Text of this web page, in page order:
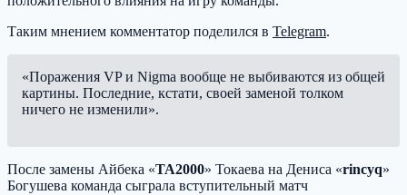
Таким мнением комментатор поделился в Telegram.
«Поражения VP и Nigma вообще не выбиваются из общей
картины. Последние, кстати, своей заменой толком
ничего не изменили».
После замены Айбека «TA2000» Токаева на Дениса «rincyq»
Богушева команда сыграла вступительный матч